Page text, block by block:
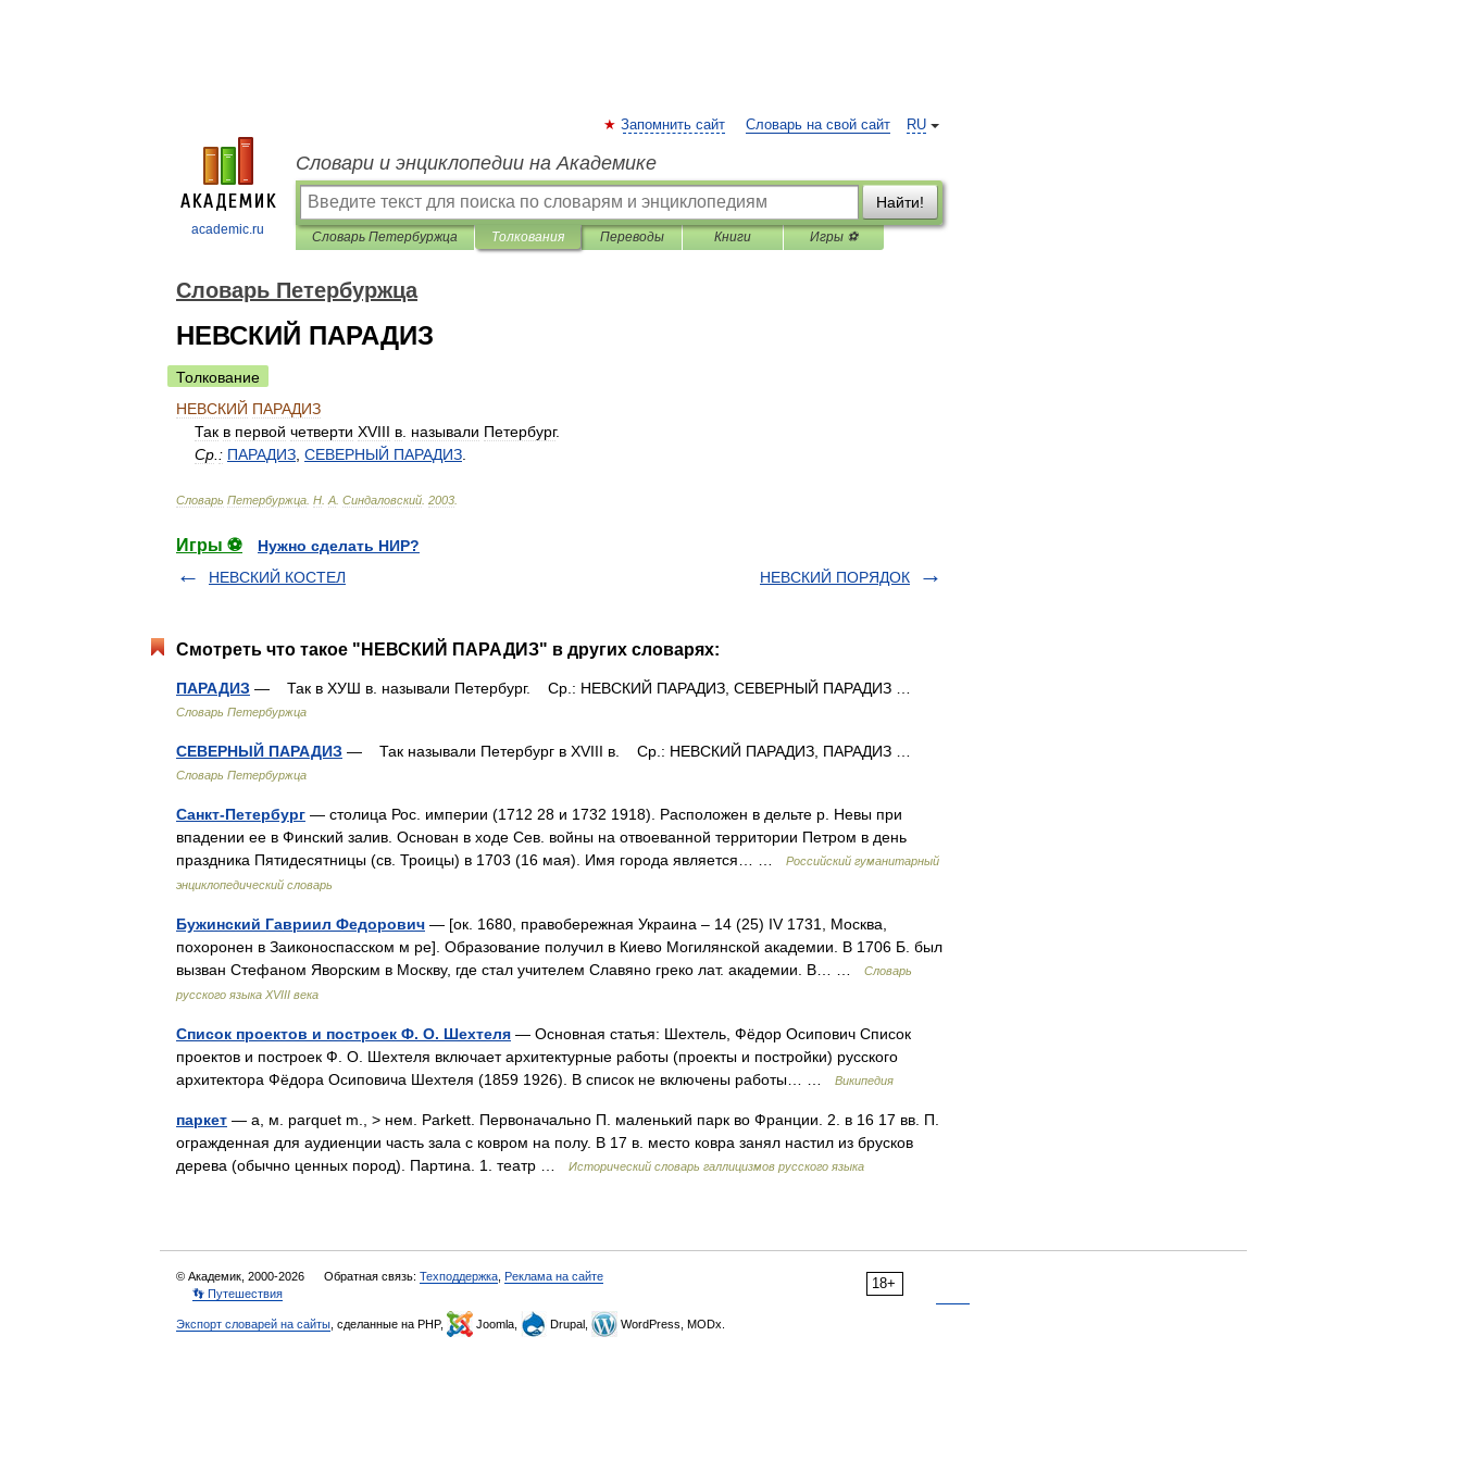
academic.ru
RU
Запомнить сайт Словарь на свой сайт
Словари и энциклопедии на Академике
Найти!
Словарь Петербуржца Толкования Переводы Книги Игры ⚽
Словарь Петербуржца
НЕВСКИЙ ПАРАДИЗ
Толкование
НЕВСКИЙ ПАРАДИЗ
Так в первой четверти XVIII в называли Петербург.
Ср : ПАРАДИЗ СЕВЕРНЫЙ ПАРАДИЗ
Словарь Петербуржца Н А Синдаловский 2003
Игры ⚽
Нужно сделать НИР?
НЕВСКИЙ КОСТЕЛ
НЕВСКИЙ ПОРЯДОК
Смотреть что такое "НЕВСКИЙ ПАРАДИЗ" в других словарях:
ПАРАДИЗ — Так в ХУШ в. называли Петербург. Ср.: НЕВСКИЙ ПАРАДИЗ, СЕВЕРНЫЙ ПАРАДИЗ …
Словарь Петербуржца
СЕВЕРНЫЙ ПАРАДИЗ — Так называли Петербург в XVIII в. Ср.: НЕВСКИЙ ПАРАДИЗ, ПАРАДИЗ …
Словарь Петербуржца
Санкт-Петербург — столица Рос. империи (1712 28 и 1732 1918). Расположен в дельте р. Невы при
впадении ее в Финский залив. Основан в ходе Сев. войны на отвоеванной территории Петром в день
праздника Пятидесятницы (св. Троицы) в 1703 (16 мая). Имя города является… …
Российский гуманитарный
энциклопедический словарь
Бужинский Гавриил Федорович — [ок. 1680, правобережная Украина – 14 (25) IV 1731, Москва,
похоронен в Заиконоспасском м ре]. Образование получил в Киево Могилянской академии. В 1706 Б. был
вызван Стефаном Яворским в Москву, где стал учителем Славяно греко лат. академии. В… …
Словарь
русского языка XVIII века
Список проектов и построек Ф. О. Шехтеля — Основная статья: Шехтель, Фёдор Осипович Список
проектов и построек Ф. О. Шехтеля включает архитектурные работы (проекты и постройки) русского
архитектора Фёдора Осиповича Шехтеля (1859 1926). В список не включены работы… …
Википедия
паркет — а, м. parquet m., > нем. Parkett. Первоначально П. маленький парк во Франции. 2. в 16 17 вв. П.
огражденная для аудиенции часть зала с ковром на полу. В 17 в. место ковра занял настил из брусков
дерева (обычно ценных пород). Партина. 1. театр …
Исторический словарь галлицизмов русского языка
18+
© Академик, 2000-2026 Обратная связь: Техподдержка Реклама на сайте
👣 Путешествия
Экспорт словарей на сайты , сделанные на PHP, Joomla, Drupal, WordPress, MODx.